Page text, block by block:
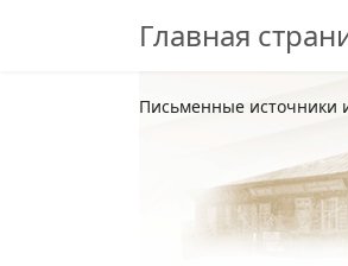
Главная
Письменные источники